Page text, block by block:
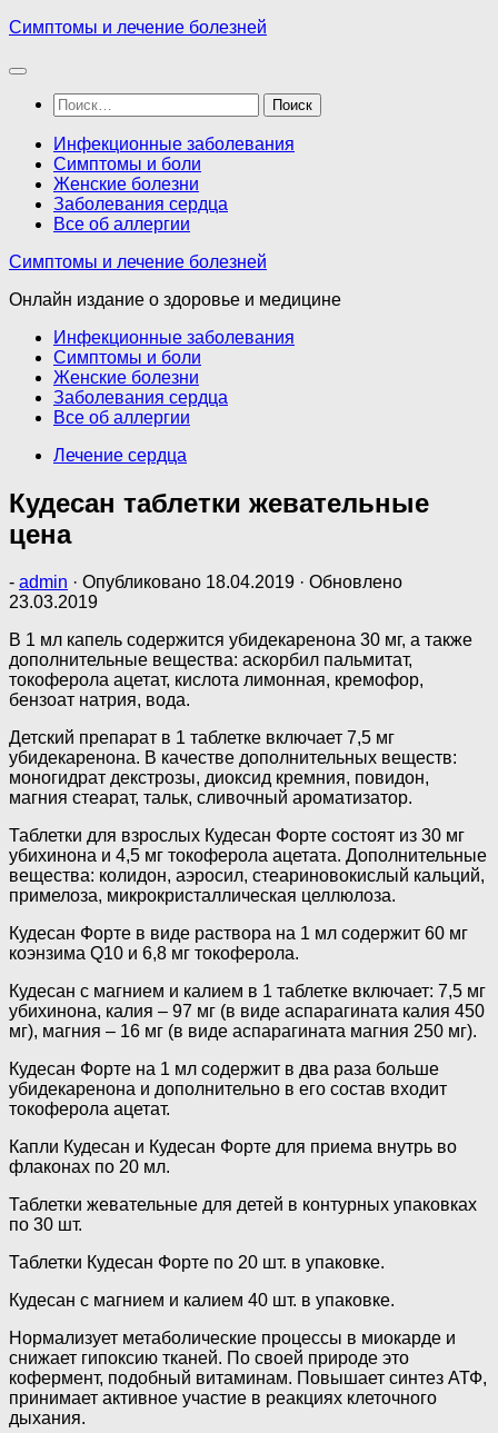
Перейти
содержимому
Симптомы и лечение болезней
Найти:
Инфекционные заболевания
Симптомы и боли
Женские болезни
Заболевания сердца
Все об аллергии
Симптомы и лечение болезней
Онлайн издание о здоровье и медицине
Инфекционные заболевания
Симптомы и боли
Женские болезни
Заболевания сердца
Все об аллергии
Лечение сердца
Кудесан таблетки жевательные
цена
- admin · Опубликовано 18.04.2019 · Обновлено
23.03.2019
В 1 мл капель содержится убидекаренона 30 мг, а также
дополнительные вещества: аскорбил пальмитат,
токоферола ацетат, кислота лимонная, кремофор,
бензоат натрия, вода.
Детский препарат в 1 таблетке включает 7,5 мг
убидекаренона. В качестве дополнительных веществ:
моногидрат декстрозы, диоксид кремния, повидон,
магния стеарат, тальк, сливочный ароматизатор.
Таблетки для взрослых Кудесан Форте состоят из 30 мг
убихинона и 4,5 мг токоферола ацетата. Дополнительные
вещества: колидон, аэросил, стеариновокислый кальций,
примелоза, микрокристаллическая целлюлоза.
Кудесан Форте в виде раствора на 1 мл содержит 60 мг
коэнзима Q10 и 6,8 мг токоферола.
Кудесан с магнием и калием в 1 таблетке включает: 7,5 мг
убихинона, калия – 97 мг (в виде аспарагината калия 450
мг), магния – 16 мг (в виде аспарагината магния 250 мг).
Кудесан Форте на 1 мл содержит в два раза больше
убидекаренона и дополнительно в его состав входит
токоферола ацетат.
Капли Кудесан и Кудесан Форте для приема внутрь во
флаконах по 20 мл.
Таблетки жевательные для детей в контурных упаковках
по 30 шт.
Таблетки Кудесан Форте по 20 шт. в упаковке.
Кудесан с магнием и калием 40 шт. в упаковке.
Нормализует метаболические процессы в миокарде и
снижает гипоксию тканей. По своей природе это
кофермент, подобный витаминам. Повышает синтез АТФ,
принимает активное участие в реакциях клеточного
дыхания.